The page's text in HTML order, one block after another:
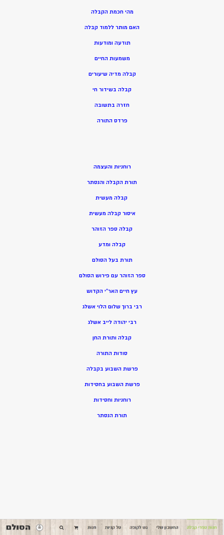
מהי חכמת הקבלה
האם מותר ללמוד קבלה
תודעה ומודעות
משמעות החיים
קבלה מדיה שיעורים
קבלה בשידור חי
חזרה בתשובה
פרדס התורה
רוחניות והעצמה
תורת הקבלה והנסתר
קבלה מעשית
איסור קבלה מעשית
קבלה ספר הזוהר
קבלה ומדע
תורת בעל הסולם
ספר הזוהר עם פירוש הסולם
עץ חיים האר”י הקדוש
רבי ברוך שלום הלוי אשלג
רבי יהודה לייב אשלג
קבלה ותורת החן
סודות התורה
פרשת השבוע בקבלה
פרשת השבוע בחסידות
רוחניות וחסידות
תורת הנסתר